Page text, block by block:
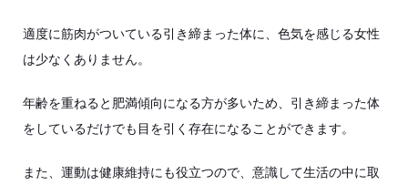
適度に筋肉がついている引き締まった体に、色気を感じる女性
は少なくありません。
年齢を重ねると肥満傾向になる方が多いため、引き締まった体
をしているだけでも目を引く存在になることができます。
また、運動は健康維持にも役立つので、意識して生活の中に取